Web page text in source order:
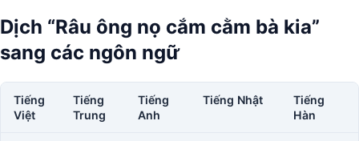
Dịch “Râu ông nọ cắm cằm bà kia”
sang các ngôn ngữ
Tiếng
Việt
Tiếng
Trung
Tiếng
Anh
Tiếng Nhật
Tiếng
Hàn